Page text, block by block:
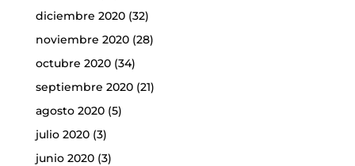
diciembre 2020(32)
noviembre 2020(28)
octubre 2020(34)
septiembre 2020(21)
agosto 2020(5)
julio 2020(3)
junio 2020(3)